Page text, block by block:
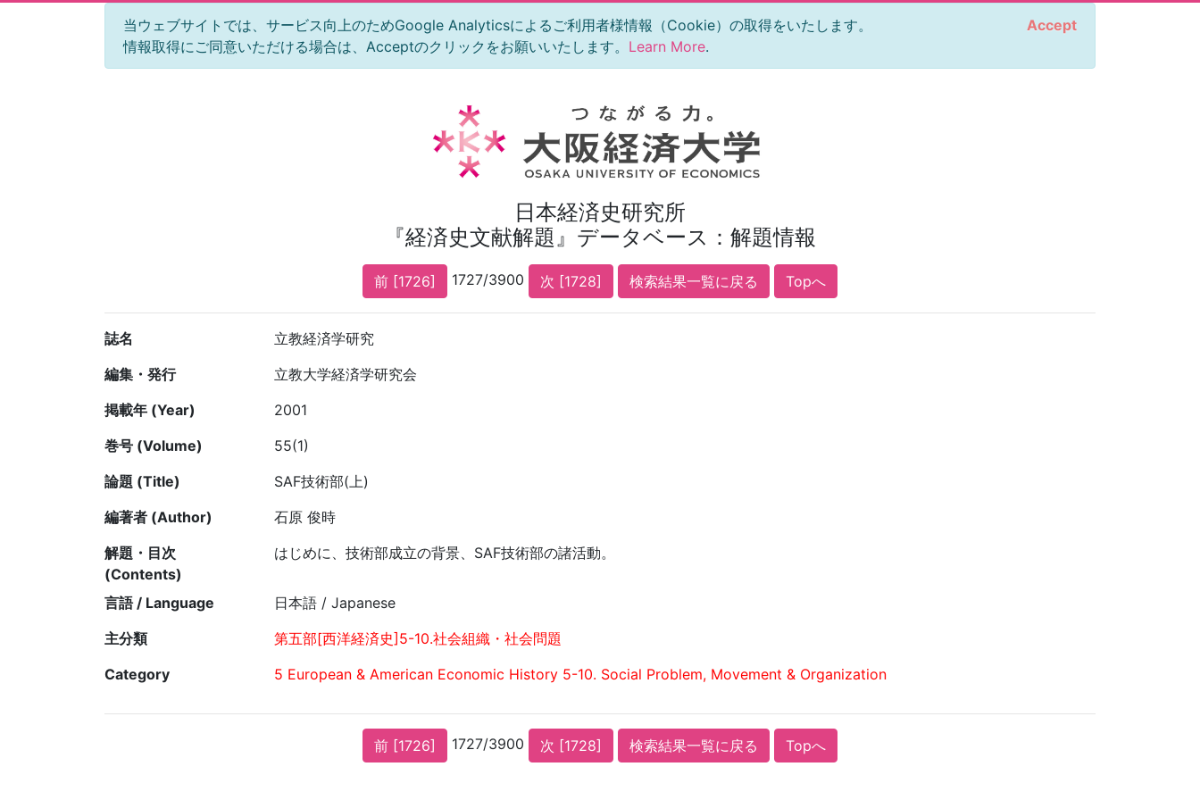
当ウェブサイトでは、サービス向上のためGoogle Analyticsによるご利用者様情報（Cookie）の取得をいたします。
情報取得にご同意いただける場合は、Acceptのクリックをお願いいたします。 Learn More.
Accept
日本経済史研究所
『経済史文献解題』データベース：解題情報
前 [1726] 1727/3900 次 [1728] 検索結果一覧に戻る Topへ
誌名
立教経済学研究
編集・発行
立教大学経済学研究会
掲載年 (Year)
2001
巻号 (Volume)
55(1)
論題 (Title)
SAF技術部(上)
編著者 (Author)
石原 俊時
解題・目次
(Contents)
はじめに、技術部成立の背景、SAF技術部の諸活動。
言語 / Language
日本語 / Japanese
主分類
第五部[西洋経済史]5-10.社会組織・社会問題
Category
5 European & American Economic History 5-10. Social Problem, Movement & Organization
前 [1726] 1727/3900 次 [1728] 検索結果一覧に戻る Topへ